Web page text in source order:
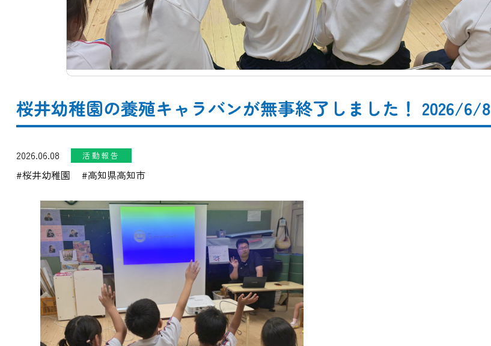
桜井幼稚園の養殖キャラバンが無事終了しました！ 2026/6/8
2026.06.08 活動報告
桜井幼稚園 高知県高知市